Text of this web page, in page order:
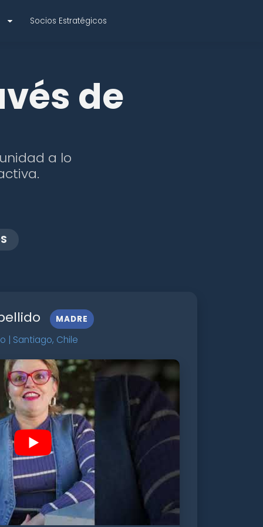
Socios Estratégicos
de
a lo
MADRE
| Santiago, Chile